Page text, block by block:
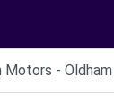
Motors - Oldham